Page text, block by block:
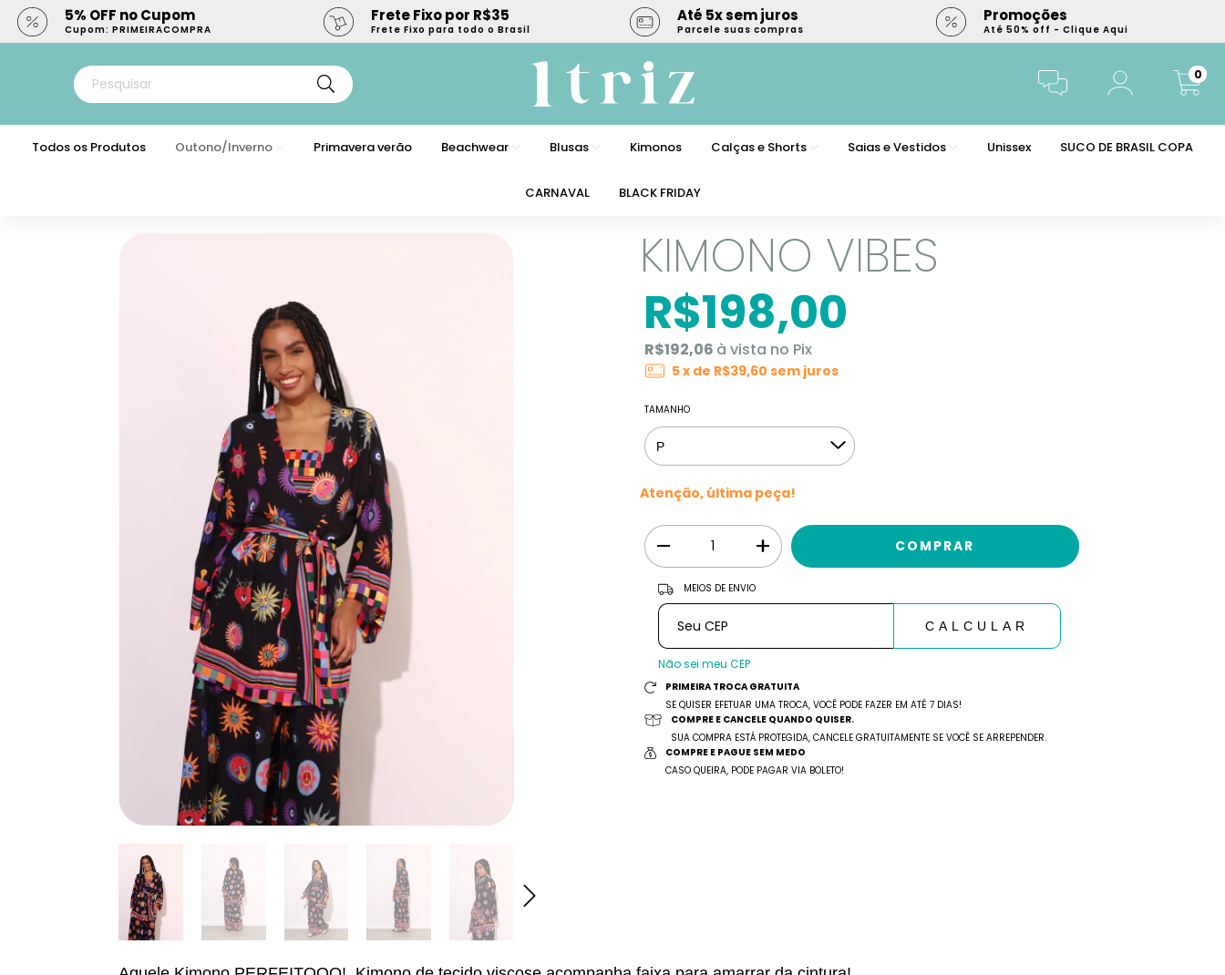
5% OFF no Cupom
Cupom: PRIMEIRACOMPRA
Frete Fixo por R$35
Frete Fixo para todo o Brasil
Até 5x sem juros
Parcele suas compras
Promoções
Até 50% off - Clique Aqui
0
Todos os Produtos Outono/Inverno Primavera verão Beachwear Blusas Kimonos Calças e Shorts Saias e Vestidos Unissex SUCO DE BRASIL COPA
CARNAVAL BLACK FRIDAY
KIMONO VIBES
R$198,00
R$192,06 à vista no Pix
5x de R$39,60 sem juros
TAMANHO
Atenção, última peça!
MEIOS DE ENVIO
CALCULAR
Não sei meu CEP
PRIMEIRA TROCA GRATUITA
SE QUISER EFETUAR UMA TROCA, VOCÊ PODE FAZER EM ATÉ 7 DIAS!
COMPRE E CANCELE QUANDO QUISER.
SUA COMPRA ESTÁ PROTEGIDA, CANCELE GRATUITAMENTE SE VOCÊ SE ARREPENDER.
COMPRE E PAGUE SEM MEDO
CASO QUEIRA, PODE PAGAR VIA BOLETO!